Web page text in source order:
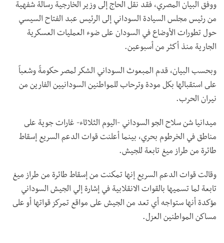
ووفق البيان المصري، فقد نقل الحاج إلى وزير الخارجية رسالة شفهية
من رئيس مجلس السيادة السوداني إلى الرئيس عبد الفتاح السيسي
حول تطورات الأوضاع في السودان على ضوء العمليات العسكرية
الجارية منذ أكثر من أسبوعين.
وبحسب البيان، قدم المبعوث السوداني الشكر لمصر حكومةً وشعباً
على استقبالها بكل مودة وترحاب للمواطنين السودانيين الفارين من
نيران الحرب.
ميدانيا شن سلاح الجو السوداني -اليوم الثلاثاء- غارات جوية على
مناطق في الخرطوم بحري، بينما أعلنت قوات الدعم السريع إسقاط
طائرة من طراز ميغ تابعة للجيش.
وقالت قوات الدعم السريع إنها تمكنت من إسقاط طائرة من طراز ميغ
تابعة لما تسميها بالقوات الانقلابية في إشارة إلي الجيش السوداني
مؤكدة أنها ستواجه أي تعد من الجيش على مواقع تمركز قواتها أو على
مساكن المواطنين العزل.